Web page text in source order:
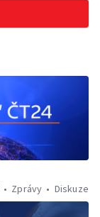
Zprávy Diskuze